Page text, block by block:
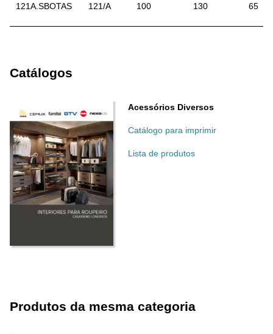
121A.SBOTAS 121/A 100 130 65
Catálogos
Acessórios Diversos
Catálogo para imprimir
Lista de produtos
Produtos da mesma categoria